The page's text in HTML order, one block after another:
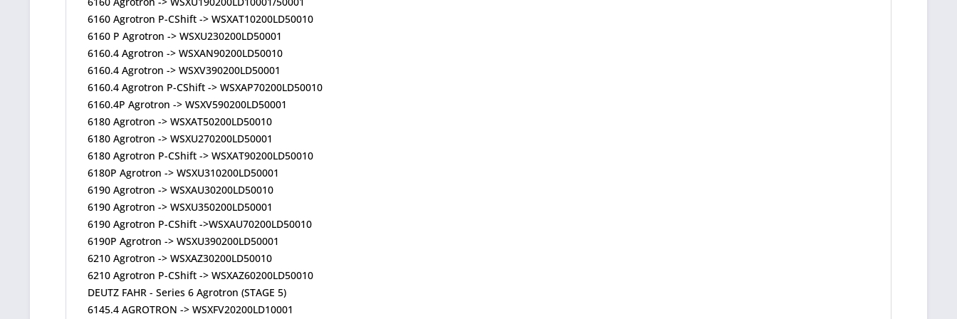
6160 Agrotron P-CShift -> WSXAT10200LD50010
6160 P Agrotron -> WSXU230200LD50001
6160.4 Agrotron -> WSXAN90200LD50010
6160.4 Agrotron -> WSXV390200LD50001
6160.4 Agrotron P-CShift -> WSXAP70200LD50010
6160.4P Agrotron -> WSXV590200LD50001
6180 Agrotron -> WSXAT50200LD50010
6180 Agrotron -> WSXU270200LD50001
6180 Agrotron P-CShift -> WSXAT90200LD50010
6180P Agrotron -> WSXU310200LD50001
6190 Agrotron -> WSXAU30200LD50010
6190 Agrotron -> WSXU350200LD50001
6190 Agrotron P-CShift ->WSXAU70200LD50010
6190P Agrotron -> WSXU390200LD50001
6210 Agrotron -> WSXAZ30200LD50010
6210 Agrotron P-CShift -> WSXAZ60200LD50010
DEUTZ FAHR - Series 6 Agrotron (STAGE 5)
6145.4 AGROTRON -> WSXFV20200LD10001